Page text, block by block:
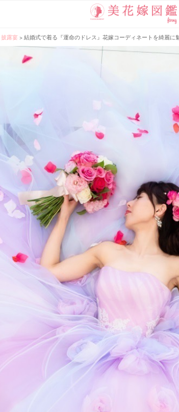
披露宴 > 結婚式で着る『運命のドレス』花嫁コーディネートを綺麗に